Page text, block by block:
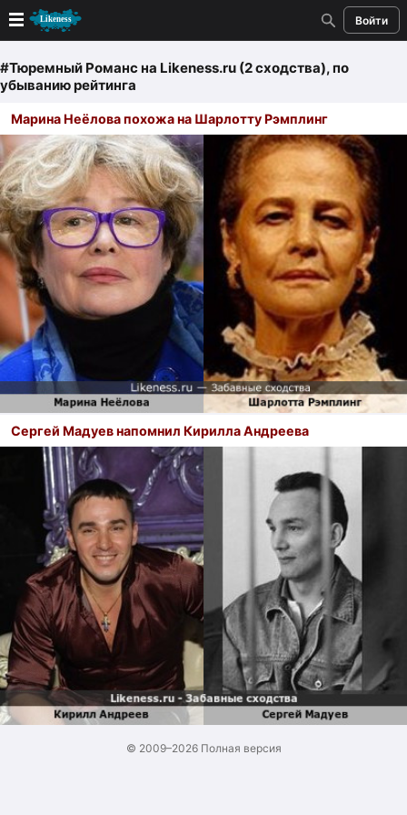
Войти
Новые
Лучшие
Голосование
Кандидаты
Случайное сходство 👍
Создать сходство
Для публикации необходима авторизация
Поиск
#Тюремный Романсна Likeness.ru (2 сходства), по
убыванию рейтинга
Марина Неёлова похожа на Шарлотту Рэмплинг
Сергей Мадуев напомнил Кирилла Андреева
© 2009–2026 Полная версия